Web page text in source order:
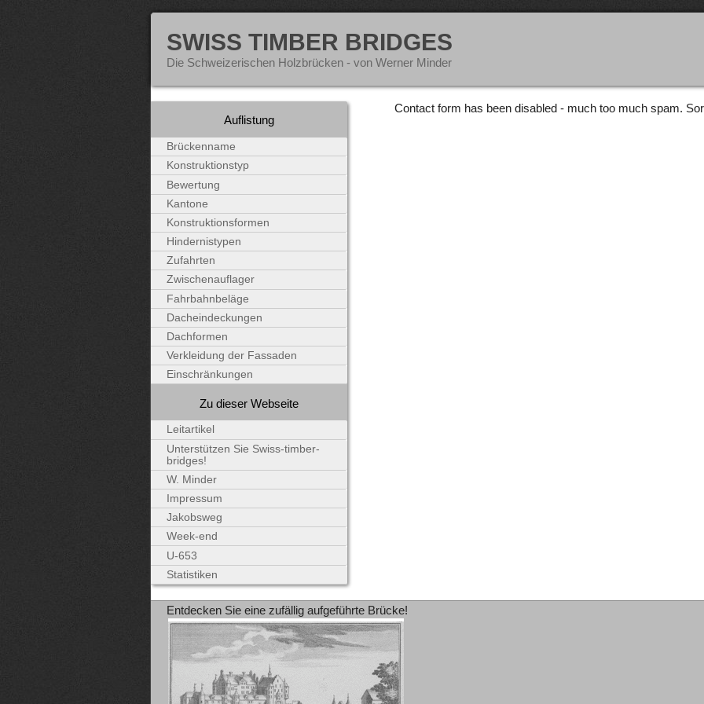
SWISS TIMBER BRIDGES
Die Schweizerischen Holzbrücken - von Werner Minder
Contact form has been disabled - much too much spam.
Auflistung
Brückenname
Konstruktionstyp
Bewertung
Kantone
Konstruktionsformen
Hindernistypen
Zufahrten
Zwischenauflager
Fahrbahnbeläge
Dacheindeckungen
Dachformen
Verkleidung der Fassaden
Einschränkungen
Zu dieser Webseite
Leitartikel
Unterstützen Sie Swiss-timber-
bridges!
W. Minder
Impressum
Jakobsweg
Week-end
U-653
Statistiken
Entdecken Sie eine zufällig aufgeführte Brücke!